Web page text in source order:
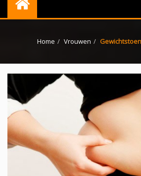
Home Vrouwen